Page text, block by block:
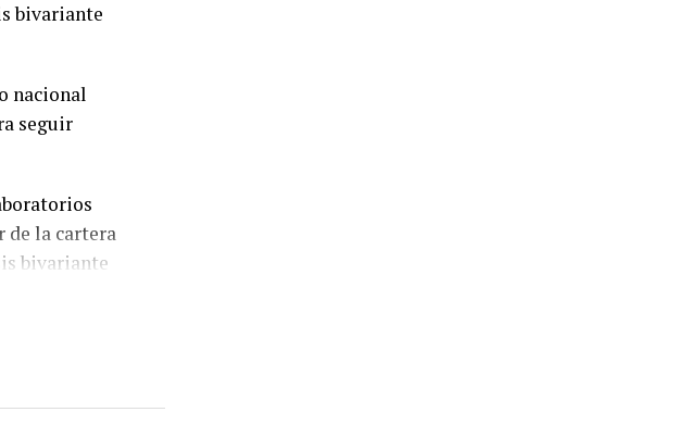
bivariante
nacional
seguir
de la cartera
bivariante